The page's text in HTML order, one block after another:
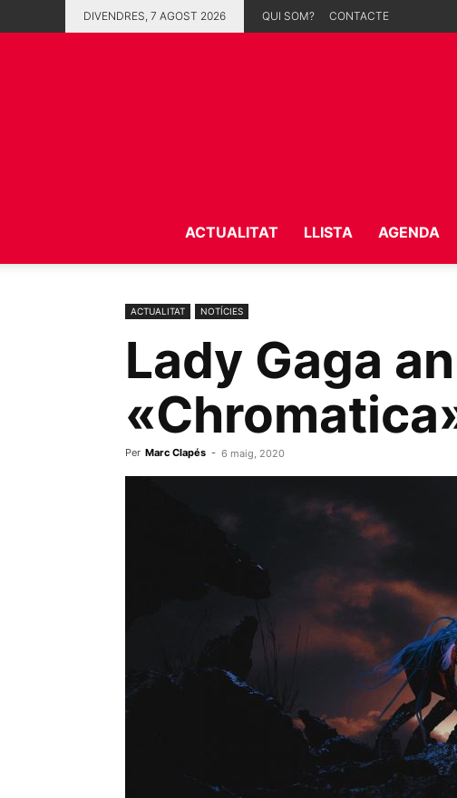
DIVENDRES, 7 AGOST 2026 QUI SOM? CONTACTE
ACTUALITAT LLISTA AGENDA
ACTUALITAT NOTÍCIES
Lady Gaga
Per Marc Clapés - 6 maig, 2020